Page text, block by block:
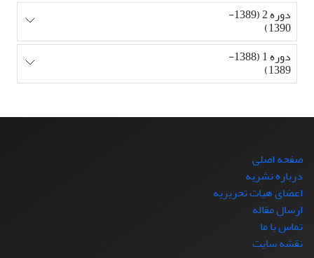
دوره 2 (1389-
1390)
دوره 1 (1388-
1389)
صفحه اصلی
درباره نشریه
اعضای هیات تحریریه
ارسال مقاله
تماس با ما
نقشه سایت